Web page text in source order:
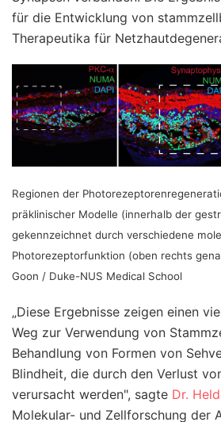
für die Entwicklung von
Therapeutika für
Regionen der
präklinischer Modelle (innerhalb der
gekennzeichnet durch verschiedene
Photorezeptorfunktion (oben rechts
Goon / Duke-NUS Medical School
„Diese Ergebnisse zeigen einen
Weg zur Verwendung von
Behandlung von Formen von
Blindheit, die durch den Verlust
verursacht werden", sagte Dr.
Molekular- und Zellforschung der